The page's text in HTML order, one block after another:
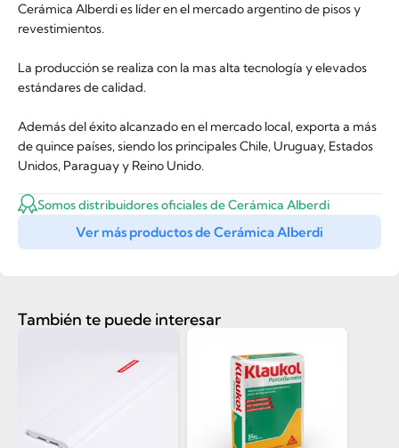
Cerámica Alberdi es líder en el mercado argentino de pisos y
revestimientos.
La producción se realiza con la mas alta tecnología y elevados
estándares de calidad.
Además del éxito alcanzado en el mercado local, exporta a más
de quince países, siendo los principales Chile, Uruguay, Estados
Unidos, Paraguay y Reino Unido.
Somos distribuidores oficiales de Cerámica Alberdi
Ver más productos de Cerámica Alberdi
También te puede interesar